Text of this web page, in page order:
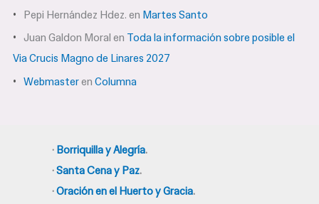
Pepi Hernández Hdez. en Martes Santo
Juan Galdon Moral en Toda la información sobre posible el
Via Crucis Magno de Linares 2027
WebmasterenColumna
· Borriquilla y Alegría.
·Santa Cena y Paz.
·Oración en el Huerto y Gracia.